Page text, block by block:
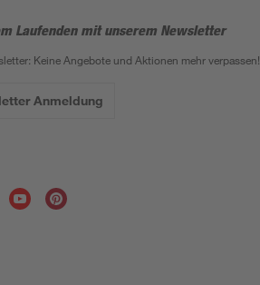
Laufenden mit unserem Newsletter
Keine Angebote und Aktionen mehr verpassen!
Anmeldung